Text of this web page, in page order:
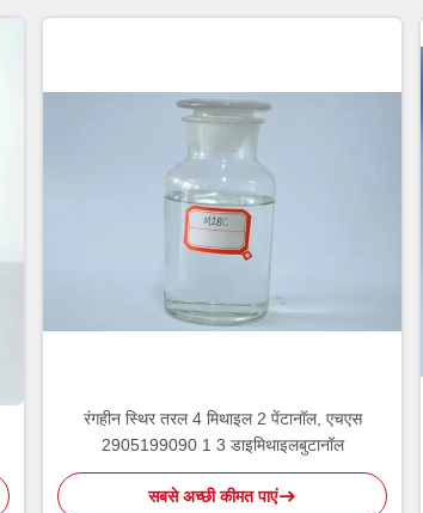
रंगहीन स्थिर तरल 4 मिथाइल 2 पेंटानॉल, एचएस
2905199090 1 3 डाइमिथाइलबुटानॉल
सबसे अच्छी कीमत पाएं